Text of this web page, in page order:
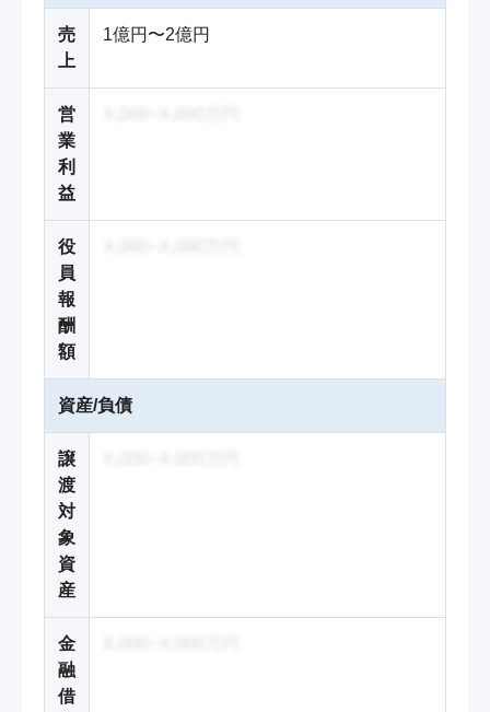
売
上
1億円〜2億円
営
業
利
益
役
員
報
酬
額
資産/負債
譲
渡
対
象
資
産
金
融
借